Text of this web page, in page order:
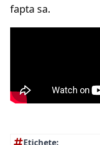
fapta sa.
Etichete: